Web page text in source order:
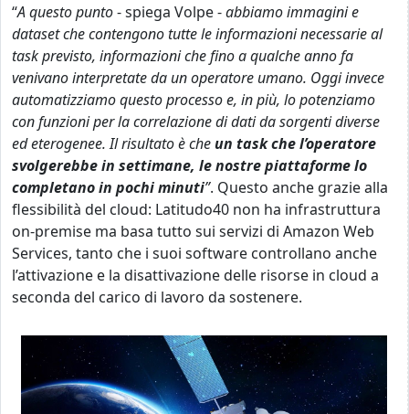
“A questo punto- spiega Volpe -abbiamo immagini e
dataset che contengono tutte le informazioni necessarie al
task previsto, informazioni che fino a qualche anno fa
venivano interpretate da un operatore umano. Oggi invece
automatizziamo questo processo e, in più, lo potenziamo
con funzioni per la correlazione di dati da sorgenti diverse
ed eterogenee. Il risultato è cheun task che l’operatore
svolgerebbe in settimane, le nostre piattaforme lo
completano in pochi minuti”. Questo anche grazie alla
flessibilità del cloud: Latitudo40 non ha infrastruttura
on-premise ma basa tutto sui servizi di Amazon Web
Services, tanto che i suoi software controllano anche
l’attivazione e la disattivazione delle risorse in cloud a
seconda del carico di lavoro da sostenere.